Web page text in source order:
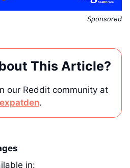
Sponsored
This Article?
our Reddit community at
.
in: